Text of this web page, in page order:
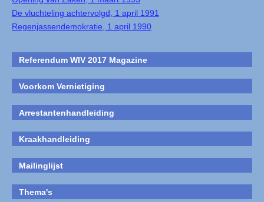
De vluchteling achtervolgd, 1 april 1991
Regenjassendemokratie, 1 april 1990
Referendum WIV 2017 Magazine
Voorkom Vernietiging
Arrestantenhandleiding
Kraakhandleiding
Mailinglijst
Thema's